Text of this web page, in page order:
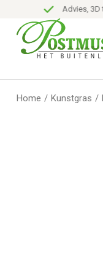
Advies, 3D
Home / Kunstgras /